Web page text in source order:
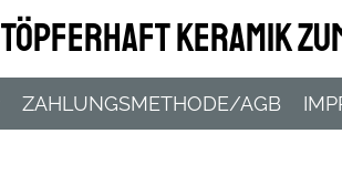
Töpferhaft Keramik
ZAHLUNGSMETHODE/AGB